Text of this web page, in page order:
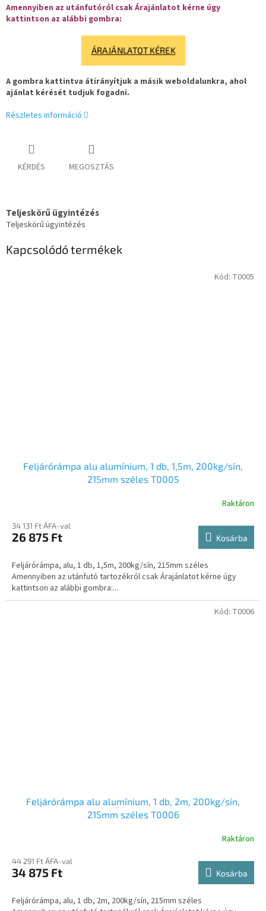
Amennyiben az utánfutóról csak Árajánlatot kérne úgy
kattintson az alábbi gombra:
ÁRAJÁNLATOT KÉREK
A gombra kattintva átirányítjuk a másik weboldalunkra, ahol
ajánlat kérését tudjuk fogadni.
Részletes információ
KÉRDÉS MEGOSZTÁS
Teljeskörű ügyintézés
Teljeskörű ügyintézés
Kapcsolódó termékek
Feljárórámpa alu alumínium, 1 db, 1,5m, 200kg/sín,
215mm széles T0005
Raktáron
34 131 Ft ÁFA-val
26 875 Ft Kosárba
Feljárórámpa, alu, 1 db, 1,5m, 200kg/sín, 215mm széles
Amennyiben az utánfutó tartozékról csak Árajánlatot kérne úgy
kattintson az alábbi gombra:...
Kód: T0005
Feljárórámpa alu alumínium, 1 db, 2m, 200kg/sín,
215mm széles T0006
Raktáron
44 291 Ft ÁFA-val
34 875 Ft Kosárba
Feljárórámpa, alu, 1 db, 2m, 200kg/sín, 215mm széles
Kód: T0006